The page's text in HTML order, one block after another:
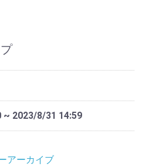
~ 2023/8/31 14:59
アーカイブ